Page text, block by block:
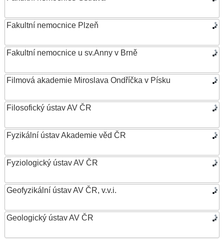
Fakultní nemocnice Plzeň
Fakultní nemocnice u sv.Anny v Brně
Filmová akademie Miroslava Ondříčka v Písku
Filosofický ústav AV ČR
Fyzikální ústav Akademie věd ČR
Fyziologický ústav AV ČR
Geofyzikální ústav AV ČR, v.v.i.
Geologický ústav AV ČR